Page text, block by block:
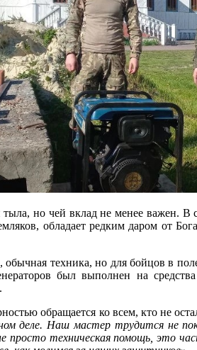
но чей вклад не менее важен.
обладает редким даром от
техника, но для бойцов в
был выполнен на
обращается ко всем, кто не
деле. Наш мастер трудится не
техническая помощь, это